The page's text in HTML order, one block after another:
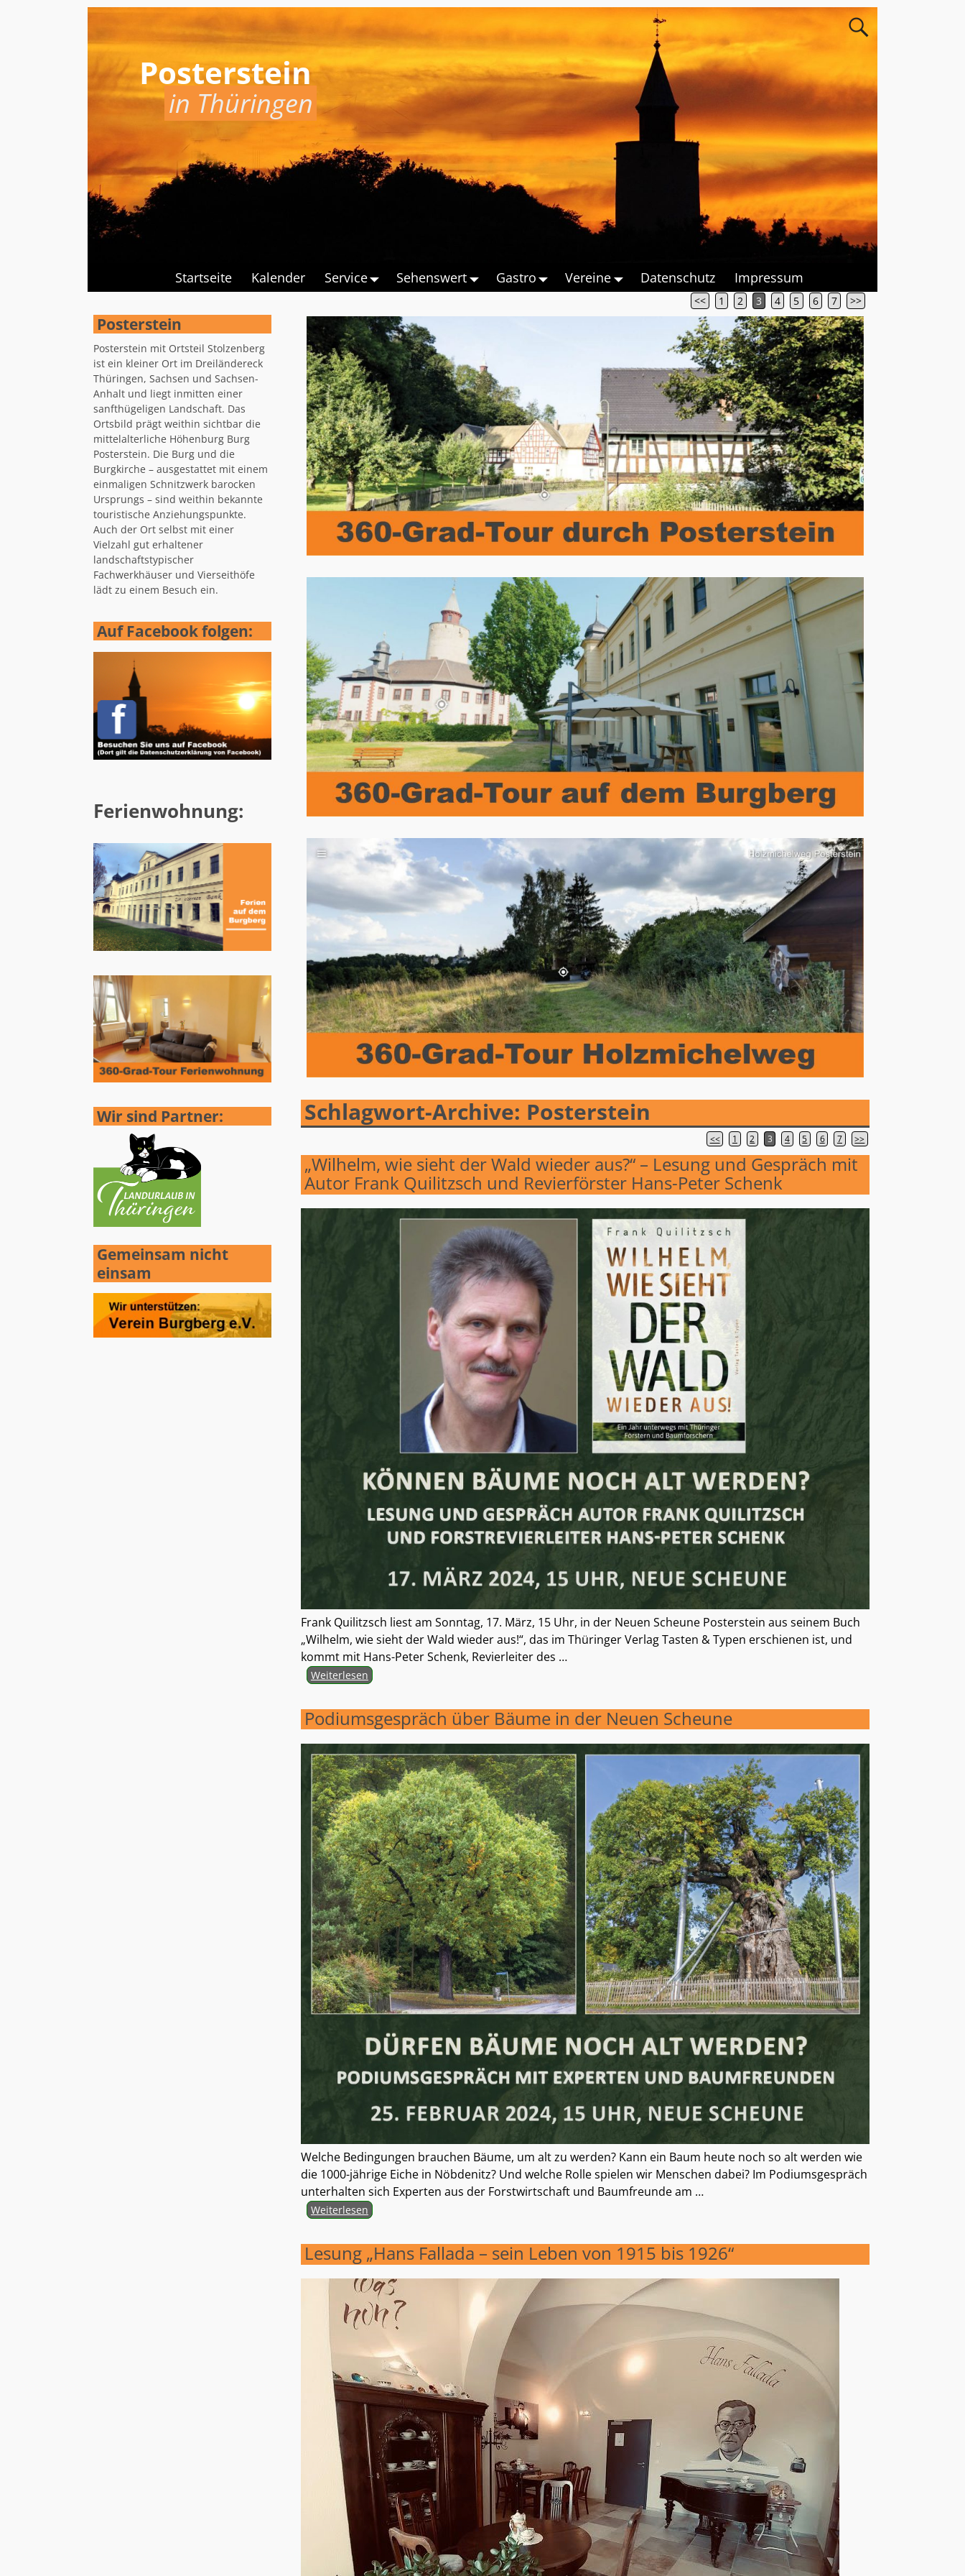
Posterstein
in Thüringen
Startseite Kalender Service Sehenswert Gastro Vereine Datenschutz Impressum
<< 1 2 3 4 5 6 7 >>
Schlagwort-Archive: Posterstein
Artikelnavigation
<< 1 2 3 4 5 6 7 >>
„Wilhelm, wie sieht der Wald wieder aus?“ – Lesung und Gespräch mit
Autor Frank Quilitzsch und Revierförster Hans-Peter Schenk
Frank Quilitzsch liest am Sonntag, 17. März, 15 Uhr, in der Neuen Scheune Posterstein aus seinem Buch
„Wilhelm, wie sieht der Wald wieder aus!“, das im Thüringer Verlag Tasten & Typen erschienen ist, und
kommt mit Hans-Peter Schenk, Revierleiter des …
Weiterlesen
Podiumsgespräch über Bäume in der Neuen Scheune
Welche Bedingungen brauchen Bäume, um alt zu werden? Kann ein Baum heute noch so alt werden wie
die 1000-jährige Eiche in Nöbdenitz? Und welche Rolle spielen wir Menschen dabei? Im Podiumsgespräch
unterhalten sich Experten aus der Forstwirtschaft und Baumfreunde am …
Weiterlesen
Lesung „Hans Fallada – sein Leben von 1915 bis 1926“
Posterstein
Posterstein mit Ortsteil Stolzenberg
ist ein kleiner Ort im Dreiländereck
Thüringen, Sachsen und Sachsen-
Anhalt und liegt inmitten einer
sanfthügeligen Landschaft. Das
Ortsbild prägt weithin sichtbar die
mittelalterliche Höhenburg Burg
Posterstein. Die Burg und die
Burgkirche – ausgestattet mit einem
einmaligen Schnitzwerk barocken
Ursprungs – sind weithin bekannte
touristische Anziehungspunkte.
Auch der Ort selbst mit einer
Vielzahl gut erhaltener
landschaftstypischer
Fachwerkhäuser und Vierseithöfe
lädt zu einem Besuch ein.
Auf Facebook folgen:
Ferienwohnung:
Wir sind Partner:
Gemeinsam nicht
einsam